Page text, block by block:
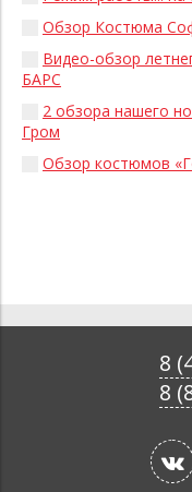
Обзор Костюма
Видео-обзор
БАРС
2 обзора нашего
Гром
Обзор костюмов
8
8